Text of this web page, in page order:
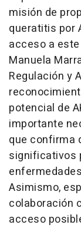
misión de
queratitis por
acceso a
Manuela
Regulación y
potencial de
importante
que confirma
significativos
Asimismo,
colaboración
acceso